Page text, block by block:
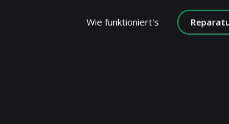
Wie funktioniert's